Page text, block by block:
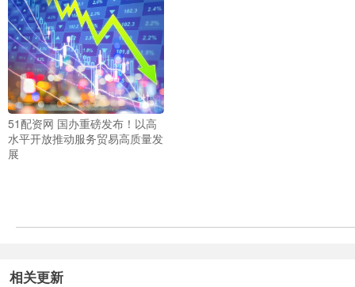
51配资网 国办重磅发布！以高
水平开放推动服务贸易高质量发
展
相关更新